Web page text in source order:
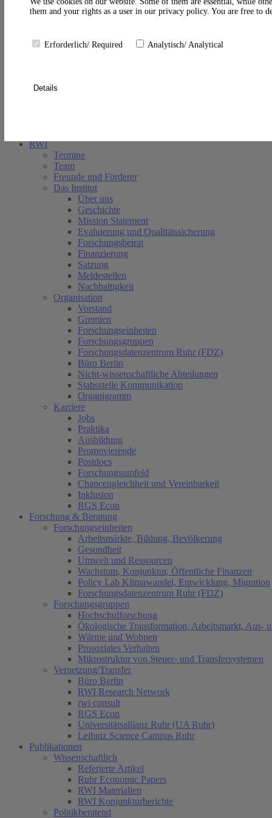
Suche schließen
RWI
Termine
Team
Freunde und Förderer
Das Institut
Über uns
Geschichte
Mission Statement
Evaluierung und Qualitätssicherung
Forschungsbeirat
Finanzierung
Satzung
Meldestellen
Nachhaltigkeit
Organisation
Vorstand
Gremien
Forschungseinheiten
Forschungsgruppen
Forschungsdatenzentrum Ruhr (FDZ)
Büro Berlin
Nicht-wissenschaftliche Abteilungen
Stabsstelle Kommunikation
Organigramm
Karriere
Jobs
Praktika
Ausbildung
Promovierende
Postdocs
Forschungsumfeld
Chancengleichheit und Vereinbarkeit
Inklusion
RGS Econ
Forschung & Beratung
Forschungseinheiten
Arbeitsmärkte, Bildung, Bevölkerung
Gesundheit
Umwelt und Ressourcen
Wachstum, Konjunktur, Öffentliche Finanzen
Policy Lab Klimawandel, Entwicklung, Migration
Forschungsdatenzentrum Ruhr (FDZ)
Forschungsgruppen
Hochschulforschung
Ökologische Transformation, Arbeitsmarkt, Aus-
Wärme und Wohnen
Prosoziales Verhalten
Mikrostruktur von Steuer- und Transfersystemen
Vernetzung/Transfer
Büro Berlin
RWI Research Network
rwi consult
RGS Econ
Universitätsallianz Ruhr (UA Ruhr)
Leibniz Science Campus Ruhr
Publikationen
Wissenschaftlich
Referierte Artikel
Ruhr Economic Papers
RWI Materialien
RWI Konjunkturberichte
Politikberatend
them and your rights as a user in our privacy policy. You are free to
Erforderlich/ Required Analytisch/ Analytical
Details